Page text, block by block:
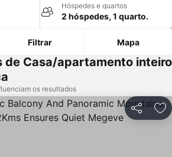
Hóspedes e quartos
2 hóspedes, 1 quarto.
Filtrar Mapa
de Casa/apartamento inteiro
os resultados
Partilhar